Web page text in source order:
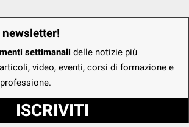
settimanali delle notizie più
video, eventi, corsi di formazione e
ISCRIVITI